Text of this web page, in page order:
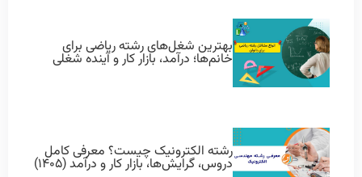
بهترین شغل‌های رشته ریاضی برای
خانم‌ها؛ درآمد، بازار کار و آینده شغلی
رشته الکترونیک چیست؟ معرفی کامل
دروس، گرایش‌ها، بازار کار و درآمد (۱۴۰۵)